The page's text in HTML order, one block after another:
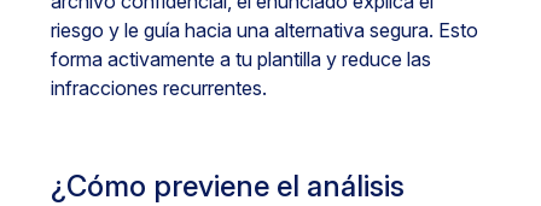
riesgo y le guía hacia una alternativa segura. Esto
forma activamente a tu plantilla y reduce las
infracciones recurrentes.
¿Cómo previene el análisis